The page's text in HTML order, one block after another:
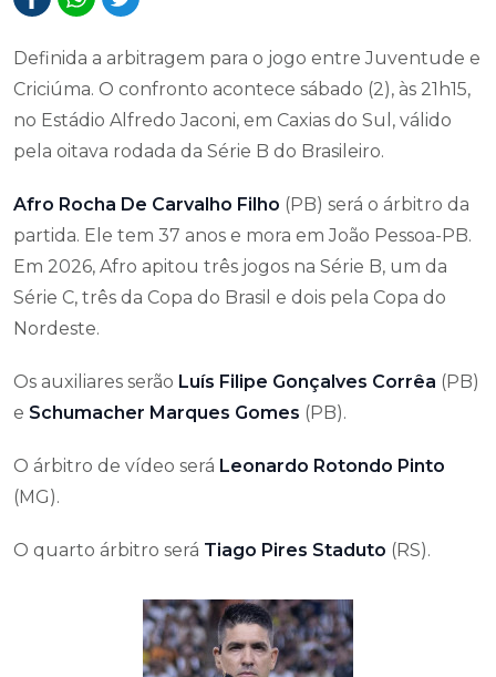
Definida a arbitragem para o jogo entre Juventude e
Criciúma. O confronto acontece sábado (2), às 21h15,
no Estádio Alfredo Jaconi, em Caxias do Sul, válido
pela oitava rodada da Série B do Brasileiro.
Afro Rocha De Carvalho Filho (PB) será o árbitro da
partida. Ele tem 37 anos e mora em João Pessoa-PB.
Em 2026, Afro apitou três jogos na Série B, um da
Série C, três da Copa do Brasil e dois pela Copa do
Nordeste.
Os auxiliares serão Luís Filipe Gonçalves Corrêa (PB)
e Schumacher Marques Gomes (PB).
O árbitro de vídeo será Leonardo Rotondo Pinto
(MG).
O quarto árbitro será Tiago Pires Staduto (RS).